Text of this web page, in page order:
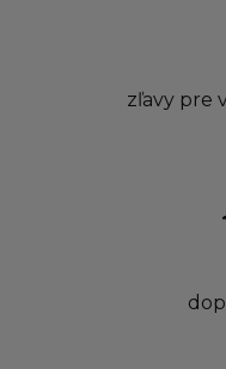
zľavy pre